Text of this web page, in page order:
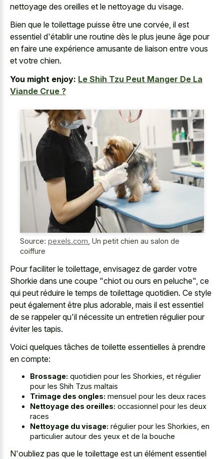
nettoyage des oreilles et le nettoyage du visage.
Bien que le toilettage puisse être une corvée, il est
essentiel d'établir une routine dès le plus jeune âge pour
en faire une expérience amusante de liaison entre vous
et votre chien.
You might enjoy: Le Shih Tzu Peut Manger De La
Viande Crue ?
Source: pexels.com Un petit chien au salon de
coiffure
Pour faciliter le toilettage, envisagez de garder votre
Shorkie dans une coupe "chiot ou ours en peluche", ce
qui peut réduire le temps de toilettage quotidien. Ce style
peut également être plus adorable, mais il est essentiel
de se rappeler qu'il nécessite un entretien régulier pour
éviter les tapis.
Voici quelques tâches de toilette essentielles à prendre
en compte:
Brossage: quotidien pour les Shorkies, et régulier
pour les Shih Tzus maltais
Trimage des ongles: mensuel pour les deux races
Nettoyage des oreilles: occasionnel pour les deux
races
Nettoyage du visage: régulier pour les Shorkies, en
particulier autour des yeux et de la bouche
N'oubliez pas que le toilettage est un élément essentiel